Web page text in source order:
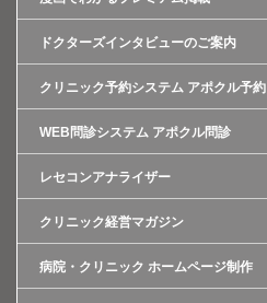
ドクターズインタビューのご案内
クリニック予約システム アポクル予約
WEB問診システム アポクル問診
レセコンアナライザー
クリニック経営マガジン
病院・クリニック ホームページ制作